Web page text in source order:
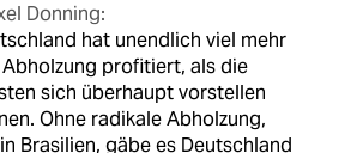
Donning:
hat unendlich viel mehr
profitiert, als die
sich überhaupt vorstellen
Ohne radikale Abholzung,
Brasilien, gäbe es Deutschland